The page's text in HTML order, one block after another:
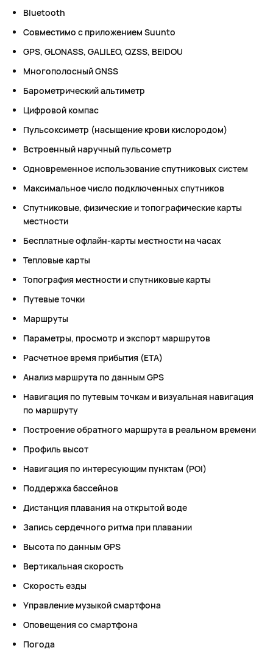
Bluetooth
Совместимо с приложением Suunto
GPS, GLONASS, GALILEO, QZSS, BEIDOU
Многополосный GNSS
Барометрический альтиметр
Цифровой компас
Пульсоксиметр (насыщение крови кислородом)
Встроенный наручный пульсометр
Одновременное использование спутниковых систем
Максимальное число подключенных спутников
Спутниковые, физические и топографические карты
местности
Бесплатные офлайн-карты местности на часах
Тепловые карты
Топография местности и спутниковые карты
Путевые точки
Маршруты
Параметры, просмотр и экспорт маршрутов
Расчетное время прибытия (ETA)
Анализ маршрута по данным GPS
Навигация по путевым точкам и визуальная навигация
по маршруту
Построение обратного маршрута в реальном времени
Профиль высот
Навигация по интересующим пунктам (POI)
Поддержка бассейнов
Дистанция плавания на открытой воде
Запись сердечного ритма при плавании
Высота по данным GPS
Вертикальная скорость
Скорость езды
Управление музыкой смартфона
Оповещения со смартфона
Погода